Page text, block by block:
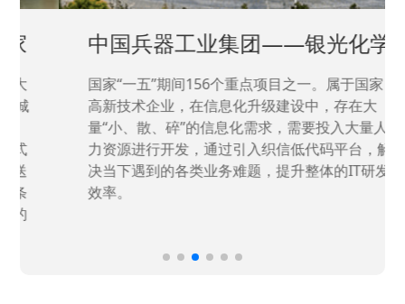
中国兵器工业集团——银光化学
国家“一五”期间156个重点项目之一。属于国家
高新技术企业，在信息化升级建设中，存在大
量“小、散、碎”的信息化需求，需要投入大量人
力资源进行开发，通过引入织信低代码平台，解
决当下遇到的各类业务难题，提升整体的IT研发
效率。